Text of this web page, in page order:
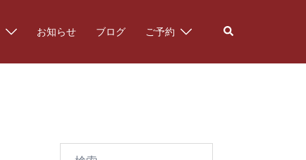
お知らせ ブログ ご予約 検
索